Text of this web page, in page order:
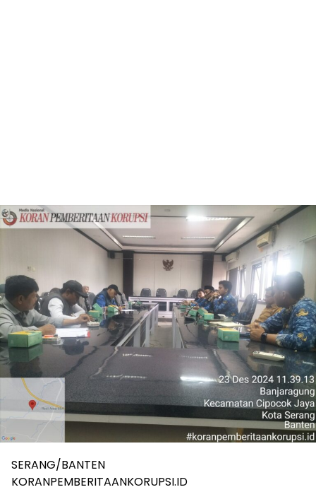
SERANG/BANTEN
KORANPEMBERITAANKORUPSI.ID